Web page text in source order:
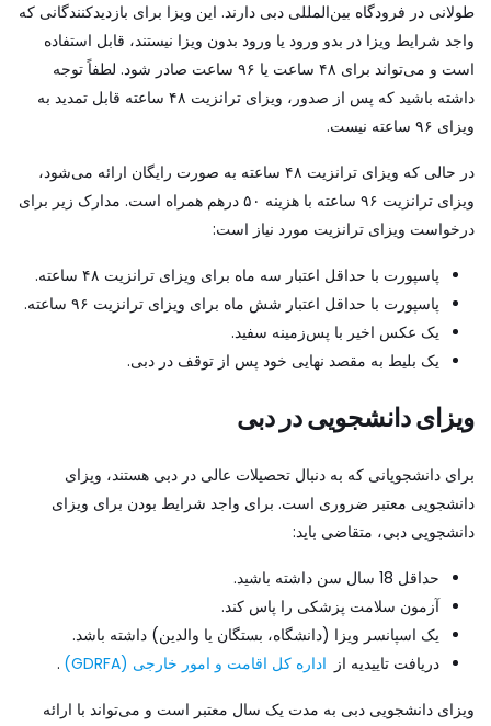
طولانی در فرودگاه بین‌المللی دبی دارند. این ویزا برای بازدیدکنندگانی که
واجد شرایط ویزا در بدو ورود یا ورود بدون ویزا نیستند، قابل استفاده
است و می‌تواند برای ۴۸ ساعت یا ۹۶ ساعت صادر شود. لطفاً توجه
داشته باشید که پس از صدور، ویزای ترانزیت ۴۸ ساعته قابل تمدید به
ویزای ۹۶ ساعته نیست.
در حالی که ویزای ترانزیت ۴۸ ساعته به صورت رایگان ارائه می‌شود،
ویزای ترانزیت ۹۶ ساعته با هزینه ۵۰ درهم همراه است. مدارک زیر برای
درخواست ویزای ترانزیت مورد نیاز است:
پاسپورت با حداقل اعتبار سه ماه برای ویزای ترانزیت ۴۸ ساعته.
پاسپورت با حداقل اعتبار شش ماه برای ویزای ترانزیت ۹۶ ساعته.
یک عکس اخیر با پس‌زمینه سفید.
یک بلیط به مقصد نهایی خود پس از توقف در دبی.
ویزای دانشجویی در دبی
برای دانشجویانی که به دنبال تحصیلات عالی در دبی هستند، ویزای
دانشجویی معتبر ضروری است. برای واجد شرایط بودن برای ویزای
دانشجویی دبی، متقاضی باید:
حداقل 18 سال سن داشته باشید.
آزمون سلامت پزشکی را پاس کند.
یک اسپانسر ویزا (دانشگاه، بستگان یا والدین) داشته باشد.
دریافت تاییدیه از اداره کل اقامت و امور خارجی (GDRFA) .
ویزای دانشجویی دبی به مدت یک سال معتبر است و می‌تواند با ارائه